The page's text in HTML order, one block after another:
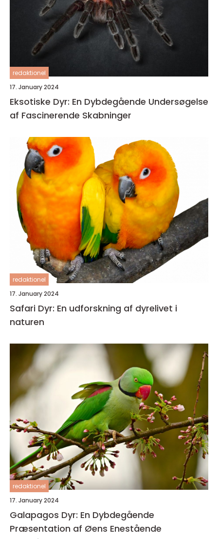
redaktionel
17. January 2024
Eksotiske Dyr: En Dybdegående Undersøgelse
af Fascinerende Skabninger
redaktionel
17. January 2024
Safari Dyr: En udforskning af dyrelivet i
naturen
redaktionel
17. January 2024
Galapagos Dyr: En Dybdegående
Præsentation af Øens Enestående